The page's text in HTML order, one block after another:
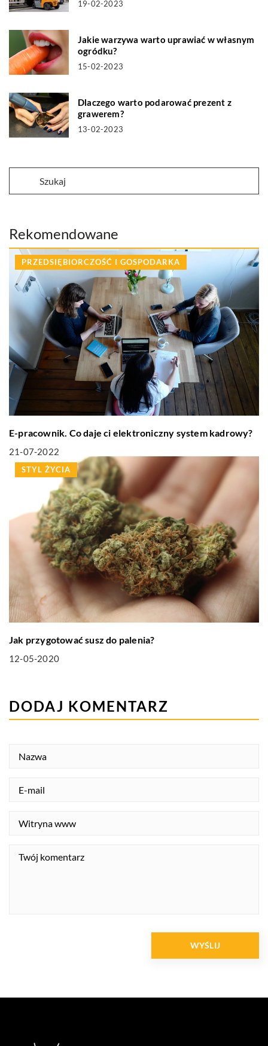
19-02-2023
Jakie warzywa warto uprawiać w własnym
ogródku?
15-02-2023
Dlaczego warto podarować prezent z
grawerem?
13-02-2023
Rekomendowane
PRZEDSIĘBIORCZOŚĆ I GOSPODARKA
E-pracownik. Co daje ci elektroniczny system kadrowy?
21-07-2022
STYL ŻYCIA
Jak przygotować susz do palenia?
12-05-2020
DODAJ KOMENTARZ